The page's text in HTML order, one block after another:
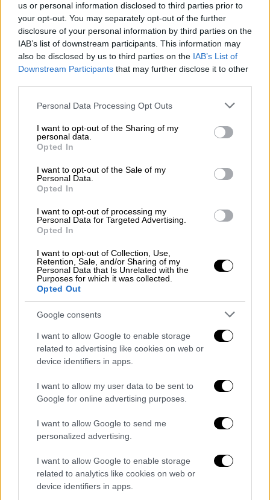
us or personal information disclosed to third parties prior to
your opt-out. You may separately opt-out of the further
disclosure of your personal information by third parties on the
IAB’s list of downstream participants. This information may
also be disclosed by us to third parties on the IAB’s List of
Downstream Participants that may further disclose it to other
Please note that this website/app uses one or more Google
not limited to your visit or usage behaviour. You may click to
grant or deny consent to Google and its third-party tags to
use your data for below specified purposes in below Google
consent section.
Personal Data Processing Opt Outs
I want to opt-out of the Sharing of my
personal data.
Opted In
I want to opt-out of the Sale of my
Personal Data.
Opted In
I want to opt-out of processing my
Personal Data for Targeted Advertising.
Opted In
I want to opt-out of Collection, Use,
Retention, Sale, and/or Sharing of my
Personal Data that Is Unrelated with the
Purposes for which it was collected.
Opted Out
Google consents
I want to allow Google to enable storage
related to advertising like cookies on web or
device identifiers in apps.
I want to allow my user data to be sent to
Google for online advertising purposes.
I want to allow Google to send me
personalized advertising.
I want to allow Google to enable storage
related to analytics like cookies on web or
device identifiers in apps.
Κόσμος|06.07.2026 11:56
Επιστήμονες ίσως έλυσαν το μυστήριο
του γιατί το 90% των ανθρώπων είναι
δεξιόχειρες
Γενετικοί λόγοι ή κάτι πολύ πιο σκοτεινό
από το παρελθόν μας;
«Tech neck»: Πώς τα κινητά τηλέφωνο
και η τεχνολογία παραμορφώνουν το
Οι συσκευές αλλάζουν το σώμα μας με
συνειδητοποιούμε